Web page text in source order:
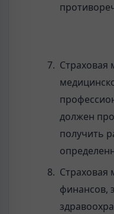
Страховая
должен
получить
финансов,